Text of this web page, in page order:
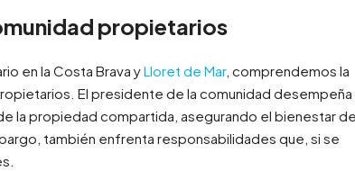
propietarios
en la Costa Brava yLloret de Mar, comprendemos la
El presidente de la comunidad desempeña
la propiedad compartida, asegurando el bienestar de
también enfrenta responsabilidades que, si se